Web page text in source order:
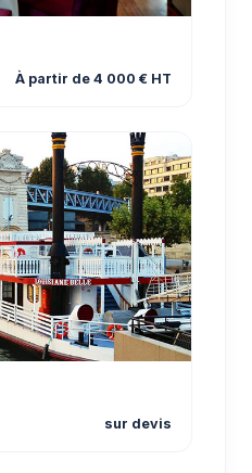
À partir de 4 000 € HT
sur devis